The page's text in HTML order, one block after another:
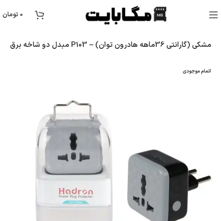
0 تومان
مبدل دو شاخه برق تایمر دار هادرون مدل P103 – مشکی (گارانتی 36ماهه هادرون توان)
اتمام موجودی